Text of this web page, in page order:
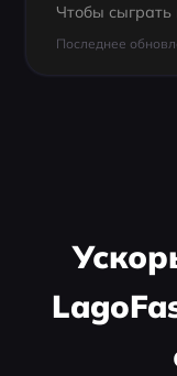
Последнее